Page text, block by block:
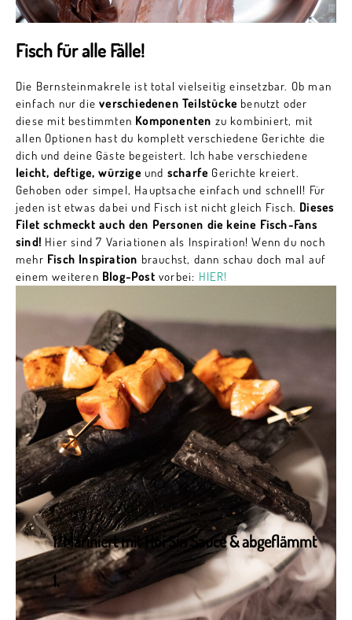
Fisch für alle Fälle!
Die Bernsteinmakrele ist total vielseitig einsetzbar. Ob man
einfach nur dieverschiedenen Teilstücke benutzt oder
diese mit bestimmten Komponenten zu kombiniert, mit
allen Optionen hast du komplett verschiedene Gerichte die
dich und deine Gäste begeistert. Ich habe verschiedene
leicht, deftige, würzige und scharfe Gerichte kreiert.
Gehoben oder simpel, Hauptsache einfach und schnell! Für
jeden ist etwas dabei und Fisch ist nicht gleich Fisch. Dieses
Filet schmeckt auch den Personen die keine Fisch-Fans
sind! Hier sind 7 Variationen als Inspiration! Wenn du noch
mehr Fisch Inspiration brauchst, dann schau doch mal auf
einem weiteren Blog-Post vorbei: HIER!
Mariniert mit Hoi Sin Sauce & abgeflämmt